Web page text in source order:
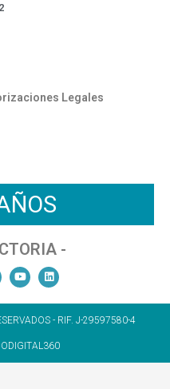
Legales
-
- RIF. J-29597580-4